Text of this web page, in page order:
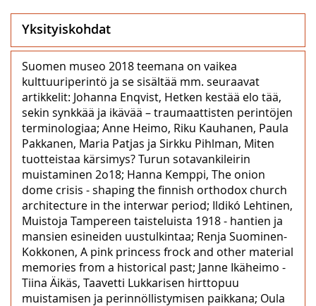
Yksityiskohdat
Suomen museo 2018 teemana on vaikea
kulttuuriperintö ja se sisältää mm. seuraavat
artikkelit: Johanna Enqvist, Hetken kestää elo tää,
sekin synkkää ja ikävää – traumaattisten perintöjen
terminologiaa; Anne Heimo, Riku Kauhanen, Paula
Pakkanen, Maria Patjas ja Sirkku Pihlman, Miten
tuotteistaa kärsimys? Turun sotavankileirin
muistaminen 2o18; Hanna Kemppi, The onion
dome crisis - shaping the finnish orthodox church
architecture in the interwar period; Ildikó Lehtinen,
Muistoja Tampereen taisteluista 1918 - hantien ja
mansien esineiden uustulkintaa; Renja Suominen-
Kokkonen, A pink princess frock and other material
memories from a historical past; Janne Ikäheimo -
Tiina Äikäs, Taavetti Lukkarisen hirttopuu
muistamisen ja perinnöllistymisen paikkana; Oula